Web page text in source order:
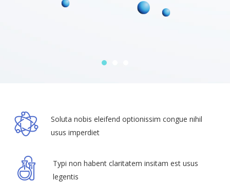
Soluta nobis eleifend optionissim congue nihil
usus imperdiet
Typi non habent claritatem insitam est usus
legentis